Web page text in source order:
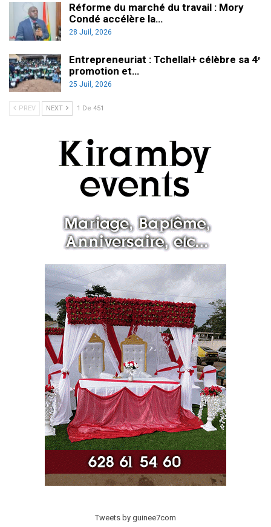
Réforme du marché du travail : Mory
Condé accélère la…
28 Juil, 2026
Entrepreneuriat : Tchellal+ célèbre sa 4ᵉ
promotion et…
25 Juil, 2026
PREV NEXT 1 De 451
Tweets by guinee7com